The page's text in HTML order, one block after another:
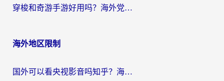
穿梭和奇游手游好用吗？海外党亲测3款回国加速器，附蜜蜂加速器七天试用攻略
海外地区限制
国外可以看央视影音吗知乎？海外党亲测有效的回国加速方案